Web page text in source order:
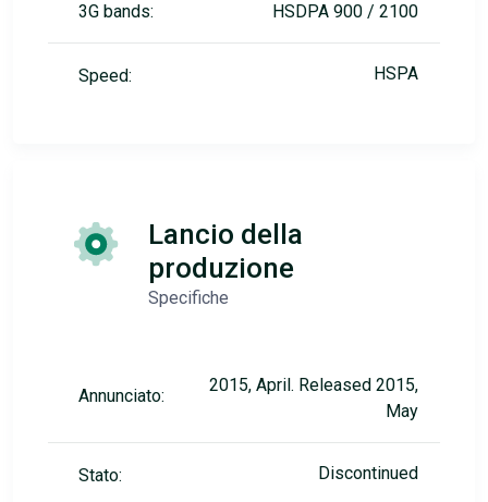
3G bands: HSDPA 900 / 2100
Speed: HSPA
Lancio della
produzione
Specifiche
Annunciato:
2015, April. Released 2015,
May
Stato: Discontinued